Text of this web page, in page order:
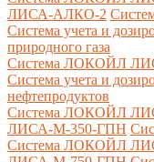
ЛИСА-АЛКО-2
Система учета и
природного газа
Система ЛОКОЙЛ
Система учета и
нефтепродуктов
Система ЛОКОЙЛ
ЛИСА-М-350-ГПН
Система ЛОКОЙЛ